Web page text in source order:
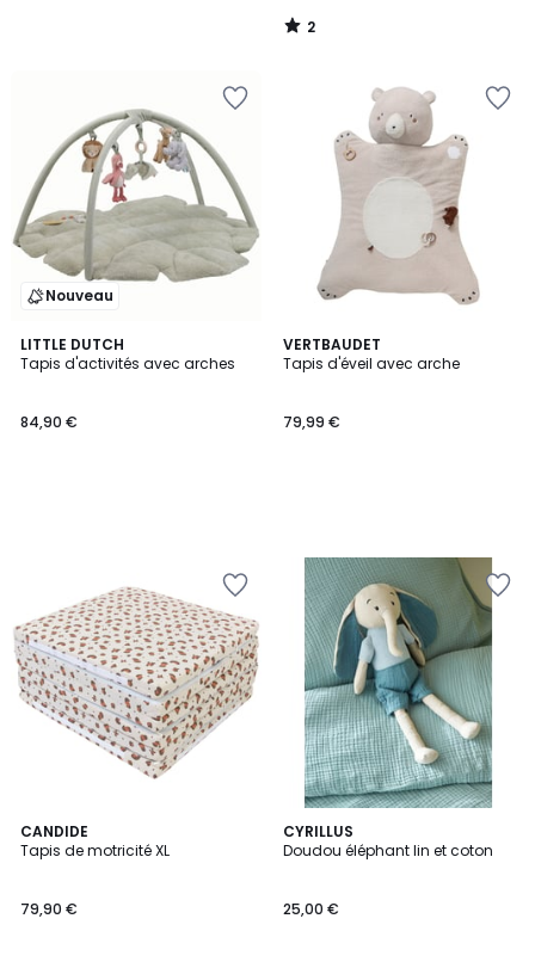
2
/
Nouveau
LITTLE DUTCH
Tapis d'activités avec arches
84,90 €
VERTBAUDET
Tapis d'éveil avec arche
79,99 €
CANDIDE
Tapis de motricité XL
79,90 €
CYRILLUS
Doudou éléphant lin et coton
25,00 €
4
/